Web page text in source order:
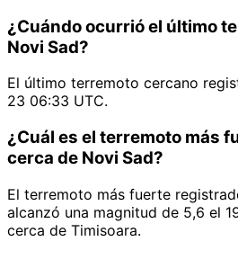
¿Cuándo ocurrió el último
Novi Sad?
El último terremoto cercano
23 06:33 UTC.
¿Cuál es el terremoto más
cerca de Novi Sad?
El terremoto más fuerte
alcanzó una magnitud de 5,6 el
cerca de Timisoara.